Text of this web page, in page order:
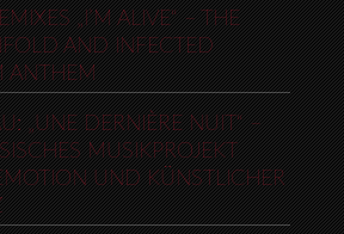
„I’M ALIVE“ – THE
AND INFECTED
ANTHEM
„UNE DERNIÈRE NUIT“ –
MUSIKPROJEKT
UND KÜNSTLICHER